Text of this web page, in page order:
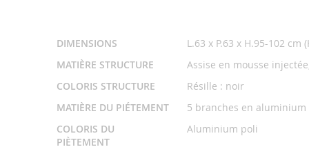
Mahora Concept est une agence spécialisée
d'aménagement. Afin de satisfaire les exigences
marques de mobilier design. Nous dénichons
d’aménagement aussi esthétiques que fonctionnelles.
La chaise de réunion desgin X-
Informations
DIMENSIONS
L.63 x P.63 x H.95-102
MATIÈRE STRUCTURE
Assise en mousse
COLORIS STRUCTURE
Résille : noir
MATIÈRE DU PIÉTEMENT
5 branches en aluminium
COLORIS DU
PIÈTEMENT
Aluminium poli